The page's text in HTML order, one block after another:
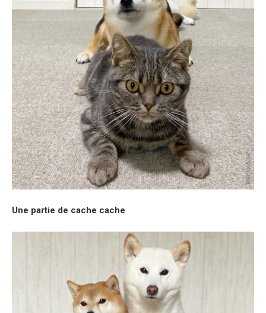
Une partie de cache cache